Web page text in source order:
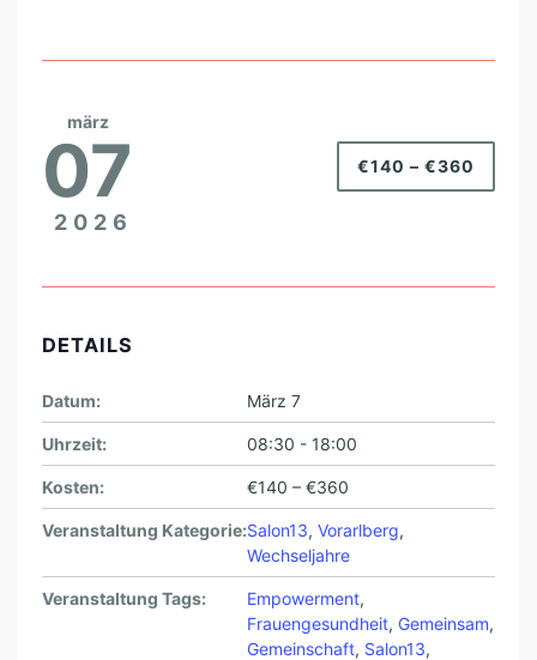
märz
07
2026
€140 – €360
DETAILS
Datum: März 7
Uhrzeit: 08:30 - 18:00
Kosten: €140 – €360
Veranstaltung Kategorie:Salon13, Vorarlberg,
Wechseljahre
Veranstaltung Tags: Empowerment,
Frauengesundheit, Gemeinsam,
Gemeinschaft, Salon13,